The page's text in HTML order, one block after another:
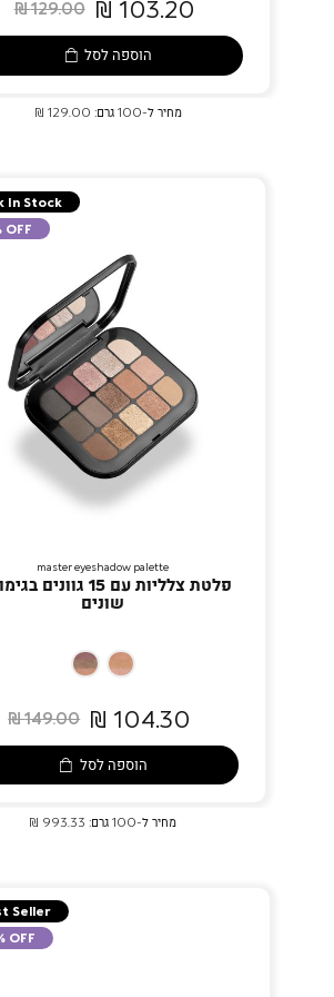
103.20 ₪
129.00 ₪
הוספה לסל
מחיר ל-100 גרם: 129.00 ₪
In Stock
OFF
master eyeshadow palette
פלטת צלליות עם 15 גוונים
שונים
02
Of
Glamour
01
Of
The
Show
104.30 ₪
149.00 ₪
הוספה לסל
מחיר ל-100 גרם: 993.33 ₪
Seller
OFF